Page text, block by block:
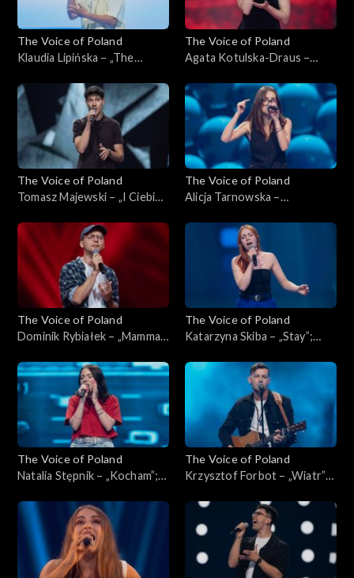
The Voice of Poland
Klaudia Lipińska – „The
Poland”, Przesłuchania w
ciemno, 4 października 2025
The Voice of Poland
Agata Kotulska-Draus –
Poland”, Przesłuchania w
ciemno, 4 października 2025
The Voice of Poland
Tomasz Majewski – „I Ciebie
Poland”, Przesłuchania w
ciemno, 4 października 2025
The Voice of Poland
Alicja Tarnowska –
Poland”, Przesłuchania w
ciemno, 4 października 2025
The Voice of Poland
Dominik Rybiałek – „Mamma
Przesłuchania w ciemno, 4
października 2025
The Voice of Poland
Katarzyna Skiba – „Stay”;
Przesłuchania w ciemno, 4
października 2025
The Voice of Poland
Natalia Stępnik – „Kocham”;
Przesłuchania w ciemno, 27
września 2025
The Voice of Poland
Krzysztof Forbot – „Wiatr”;
Przesłuchania w ciemno, 27
września 2025